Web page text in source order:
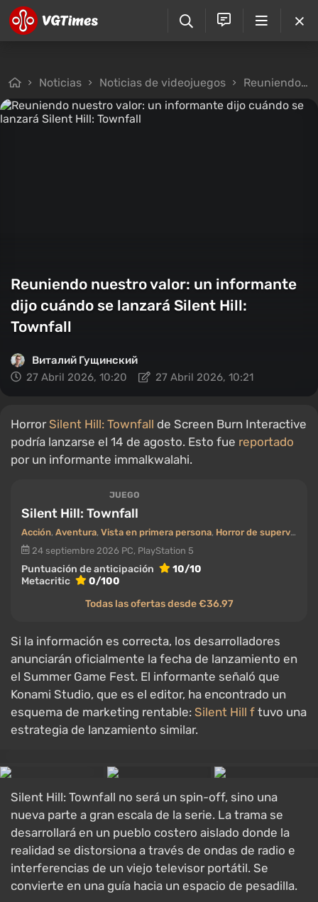
Noticias Noticias de videojuegos Reuniendo nuestro valor: un informante dijo cuándo se lanzará Silent Hill: Townfall
Reuniendo nuestro valor: un informante
dijo cuándo se lanzará Silent Hill:
Townfall
Виталий Гущинский
27 Abril 2026, 10:20
27 Abril 2026, 10:21
HorrorSilent Hill: Townfall de Screen Burn Interactive
podría lanzarse el 14 de agosto. Esto fue reportado
por un informante immalkwalahi.
JUEGO
Silent Hill: Townfall
Acción, Aventura, Vista en primera persona, Horror de supervivencia
24 septiembre 2026 PC, PlayStation 5
Puntuación de anticipación
10/10
Metacritic
0/100
Todas las ofertas desde €36.97
Si la información es correcta, los desarrolladores
anunciarán oficialmente la fecha de lanzamiento en
el Summer Game Fest. El informante señaló que
Konami Studio, que es el editor, ha encontrado un
esquema de marketing rentable: Silent Hill f tuvo una
estrategia de lanzamiento similar.
Silent Hill: Townfall no será un spin-off, sino una
nueva parte a gran escala de la serie. La trama se
desarrollará en un pueblo costero aislado donde la
realidad se distorsiona a través de ondas de radio e
interferencias de un viejo televisor portátil. Se
convierte en una guía hacia un espacio de pesadilla.